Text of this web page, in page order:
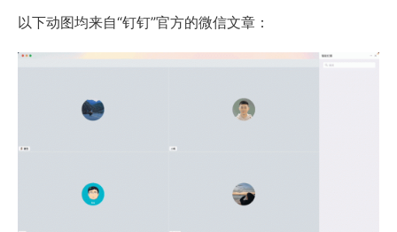
以下动图均来自“钉钉”官方的微信文章：